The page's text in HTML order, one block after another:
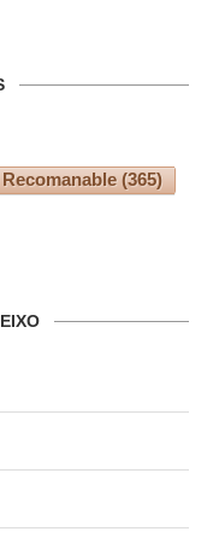
(365)